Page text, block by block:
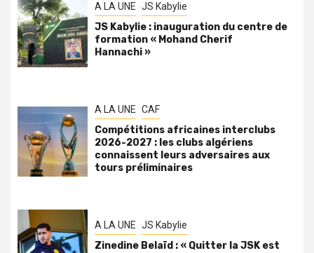
A LA UNE JS Kabylie
JS Kabylie : inauguration du centre de
formation « Mohand Cherif
Hannachi »
A LA UNE CAF
Compétitions africaines interclubs
2026-2027 : les clubs algériens
connaissent leurs adversaires aux
tours préliminaires
A LA UNE JS Kabylie
Zinedine Belaïd : « Quitter la JSK est